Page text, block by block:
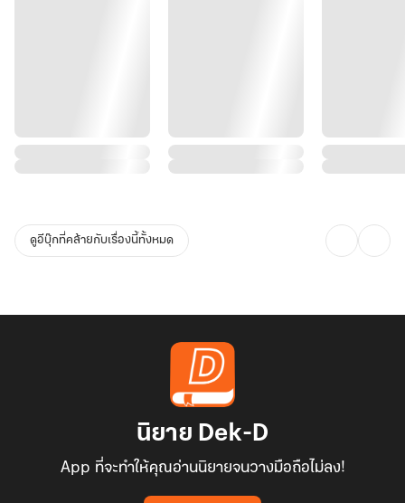
ดูอีบุ๊กที่คล้ายกับเรื่องนี้ทั้งหมด
นิยาย Dek-D
App ที่จะทำให้คุณอ่านนิยายจนวางมือถือไม่ลง!